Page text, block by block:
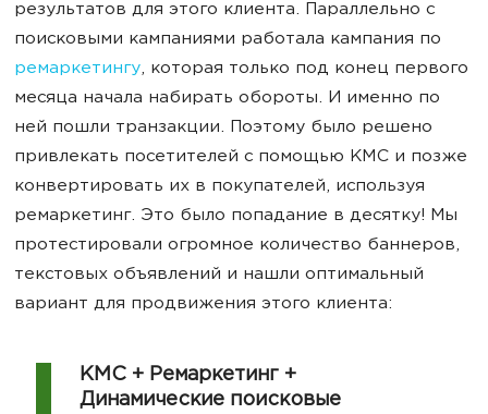
результатов для этого клиента. Параллельно с
поисковыми кампаниями работала кампания по
ремаркетингу, которая только под конец первого
месяца начала набирать обороты. И именно по
ней пошли транзакции. Поэтому было решено
привлекать посетителей с помощью КМС и позже
конвертировать их в покупателей, используя
ремаркетинг. Это было попадание в десятку! Мы
протестировали огромное количество баннеров,
текстовых объявлений и нашли оптимальный
вариант для продвижения этого клиента:
КМС + Ремаркетинг +
Динамические поисковые